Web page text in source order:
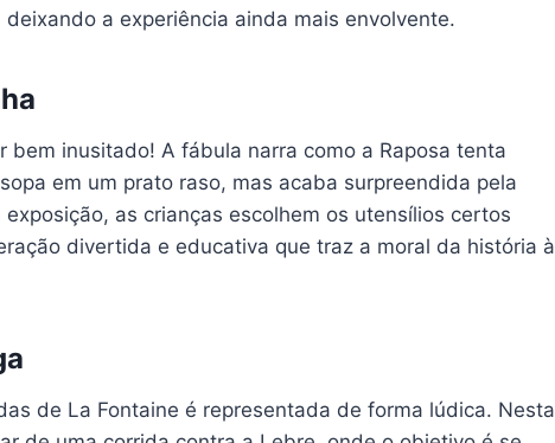
a experiência ainda mais envolvente.
bem inusitado! A fábula narra como a Raposa tenta
em um prato raso, mas acaba surpreendida pela
as crianças escolhem os utensílios certos
divertida e educativa que traz a moral da história à
de La Fontaine é representada de forma lúdica. Nesta